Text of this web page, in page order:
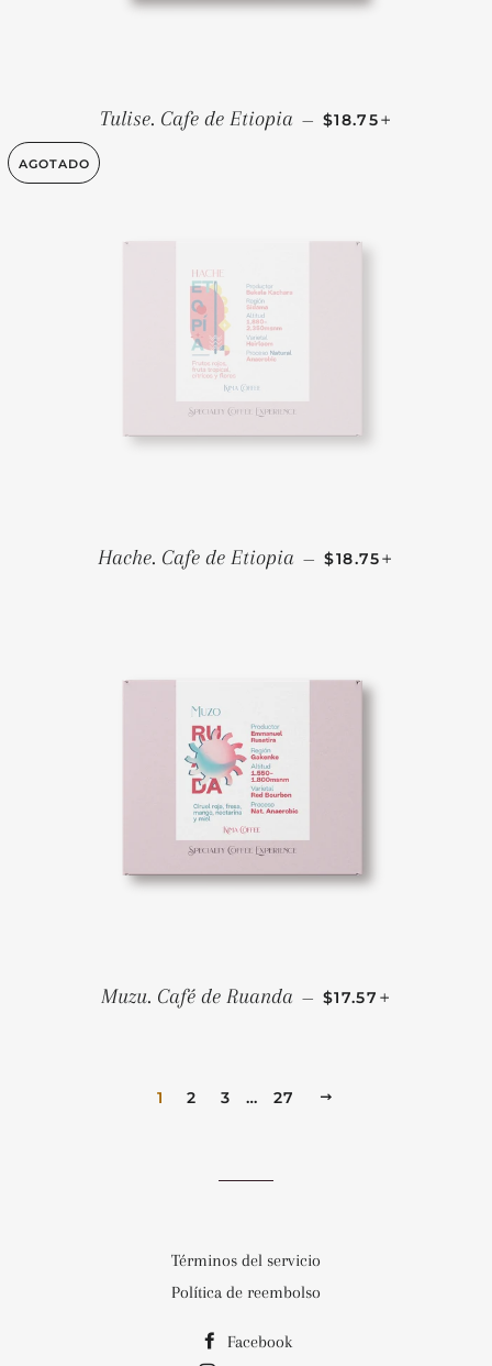
Tulise. Cafe de Etiopia — PRECIO HABITUAL
$18.75
AGOTADO
Hache. Cafe de Etiopia — PRECIO HABITUAL
$18.75
Muzu. Café de Ruanda — PRECIO HABITUAL
$17.57
1 2 3 … 27
Términos del servicio
Política de reembolso
Facebook